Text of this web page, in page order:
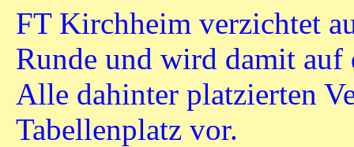
FT Kirchheim verzichtet
Runde und wird damit auf
Alle dahinter platzierten
Tabellenplatz vor.